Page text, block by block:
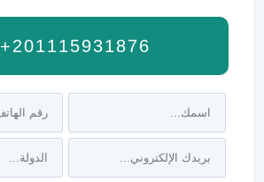
+201115931876